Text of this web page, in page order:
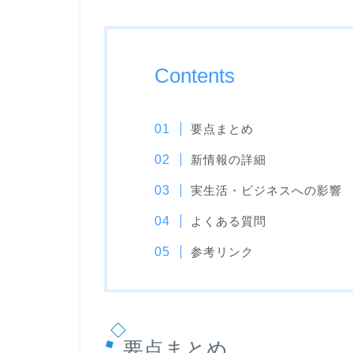
Contents
要点まとめ
新情報の詳細
実生活・ビジネスへの影響
よくある質問
参考リンク